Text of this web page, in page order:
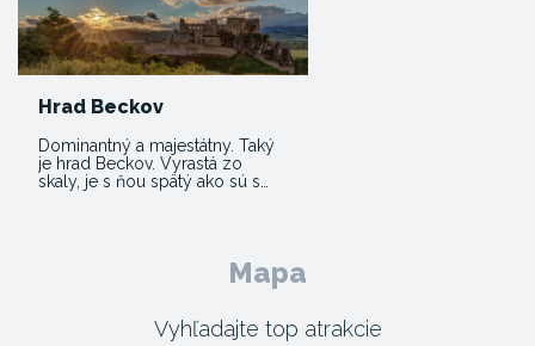
Hrad Beckov
Dominantný a majestátny. Taký
je hrad Beckov. Vyrastá zo
skaly, je s ňou spätý ako sú s…
Mapa
Vyhľadajte top atrakcie